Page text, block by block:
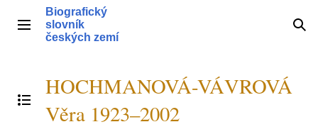
obsahHlavní menu
Biografický
slovník
českých zemí
Přepnout obsah
HOCHMANOVÁ-VÁVROVÁ
Věra 1923–2002